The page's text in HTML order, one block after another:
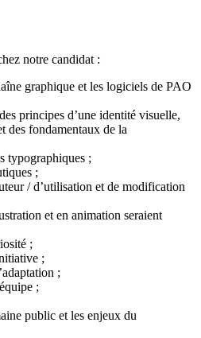
notre candidat :
graphique et les logiciels de PAO
principes d’une identité visuelle,
des fondamentaux de la
typographiques ;
;
/ d’utilisation et de modification
et en animation seraient
;
;
;
;
public et les enjeux du